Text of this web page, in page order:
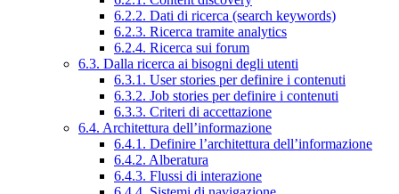
6.2.2. Dati di ricerca (search keywords)
6.2.3. Ricerca tramite analytics
6.2.4. Ricerca sui forum
6.3. Dalla ricerca ai bisogni degli utenti
6.3.1. User stories per definire i contenuti
6.3.2. Job stories per definire i contenuti
6.3.3. Criteri di accettazione
6.4. Architettura dell’informazione
6.4.1. Definire l’architettura dell’informazione
6.4.2. Alberatura
6.4.3. Flussi di interazione